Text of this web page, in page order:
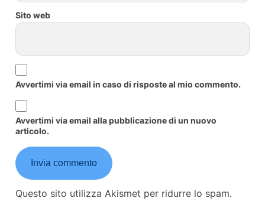
Sito web
Avvertimi via email in caso di risposte al mio commento.
Avvertimi via email alla pubblicazione di un nuovo
articolo.
Questo sito utilizza Akismet per ridurre lo spam.